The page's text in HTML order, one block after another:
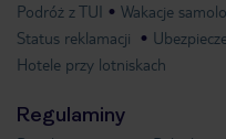
Podróż z TUI Wakacje
Status reklamacji
Hotele przy lotniskach
Regulaminy